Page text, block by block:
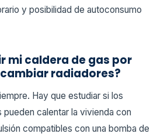
y posibilidad de autoconsumo
mi caldera de gas por
radiadores?
Hay que estudiar si los
calentar la vivienda con
compatibles con una bomba de